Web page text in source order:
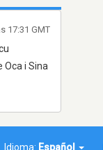
i Sina
17:31 GMT
Idioma: Español